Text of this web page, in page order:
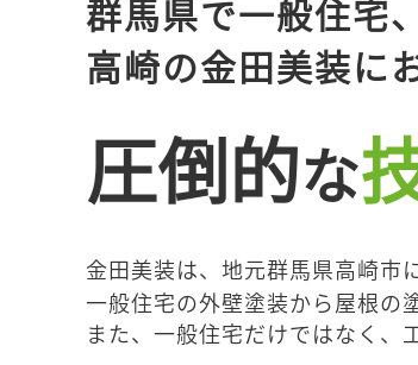
群馬県で一般住宅
高崎の金田美装に
圧倒的な
金田美装は、地元群馬県高崎市
一般住宅の外壁塗装から屋根の
また、一般住宅だけではなく、